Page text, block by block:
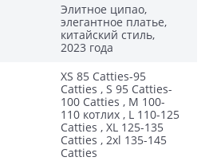
Элитное ципао,
элегантное платье,
китайский стиль,
2023 года
XS 85 Catties-95
Catties , S 95 Catties-
100 Catties , М 100-
110 котлих , L 110-125
Catties , XL 125-135
Catties , 2xl 135-145
Catties